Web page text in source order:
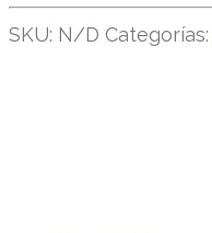
SKU: N/D Categorías: